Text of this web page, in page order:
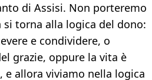
di Assisi. Non porteremo
torna alla logica del dono:
e condividere, o
grazie, oppure la vita è
e allora viviamo nella logica